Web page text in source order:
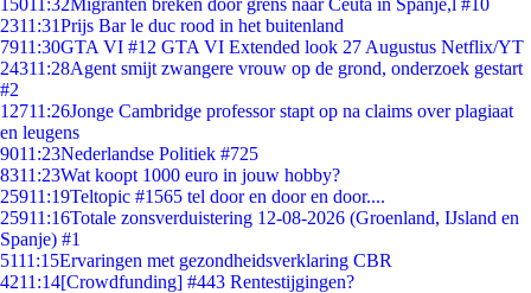
15011:32Migranten breken door grens naar Ceuta in Spanje,l #10
2311:31Prijs Bar le duc rood in het buitenland
7911:30GTA VI #12 GTA VI Extended look 27 Augustus Netflix/YT
24311:28Agent smijt zwangere vrouw op de grond, onderzoek gestart
#2
12711:26Jonge Cambridge professor stapt op na claims over plagiaat
en leugens
9011:23Nederlandse Politiek #725
8311:23Wat koopt 1000 euro in jouw hobby?
25911:19Teltopic #1565 tel door en door en door....
25911:16Totale zonsverduistering 12-08-2026 (Groenland, IJsland en
Spanje) #1
5111:15Ervaringen met gezondheidsverklaring CBR
4211:14[Crowdfunding] #443 Rentestijgingen?